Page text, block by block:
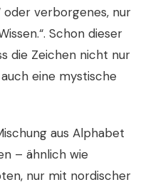
oder verborgenes, nur
Schon dieser
die Zeichen nicht nur
eine mystische
aus Alphabet
– ähnlich wie
, nur mit nordischer